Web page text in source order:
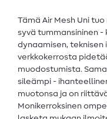
Tämä Air Mesh Uni
syvä tummansininen
dynaamisen, teknisen
verkkokerrosta
muodostumista.
sileämpi -
muotonsa ja on
Monikerroksinen